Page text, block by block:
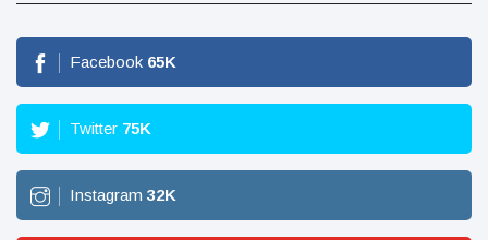
Facebook 65K
Twitter 75K
Instagram 32K